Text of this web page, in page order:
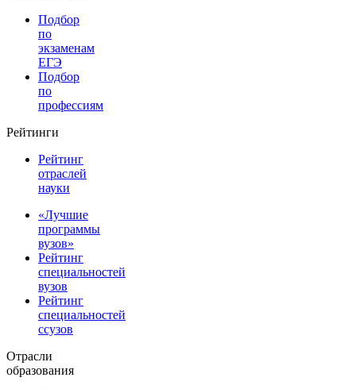
Подбор
по
экзаменам
ЕГЭ
Подбор
по
профессиям
Рейтинги
Рейтинг
отраслей
науки
«Лучшие
программы
вузов»
Рейтинг
специальностей
вузов
Рейтинг
специальностей
ссузов
Отрасли
образования